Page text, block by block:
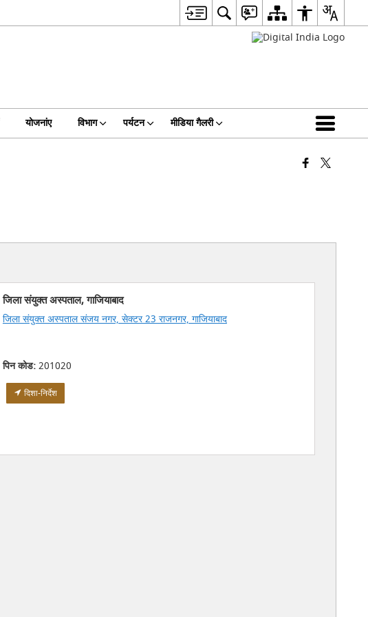
योजनांए विभाग पर्यटन मीडिया गैलरी
जिला संयुक्त अस्पताल, गाजियाबाद
जिला संयुक्त अस्पताल संजय नगर, सेक्टर 23 राजनगर, गाजियाबाद
पिन कोड:201020
दिशा-निर्देश